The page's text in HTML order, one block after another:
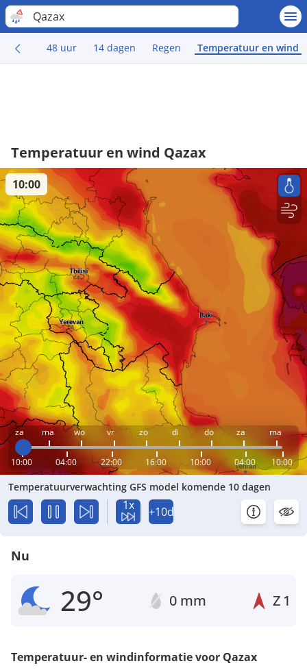
Qazax
48 uur 14 dagen Regen Temperatuur en wind
Temperatuur en wind Qazax
za ma wo vr zo di do za ma
10:00 04:00 22:00 16:00 10:00 04:00 10:00
10:00
Temperatuurverwachting GFS model komende 10 dagen
1x +10d
Nu
29° 0 mm Z 1
Temperatuur- en windinformatie voor Qazax